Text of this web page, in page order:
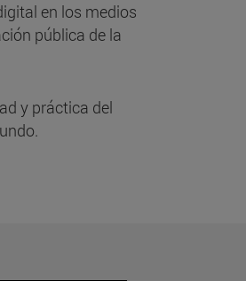
en los medios
pública de la
y práctica del